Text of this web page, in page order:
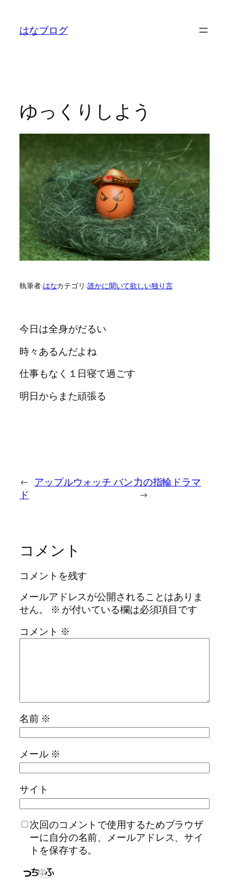
はなブログ
ゆっくりしよう
執筆者:はなカテゴリ:誰かに聞いて欲しい独り言
今日は全身がだるい
時々あるんだよね
仕事もなく１日寝て過ごす
明日からまた頑張る
← アップルウォッチ バン
ド
力の指輪ドラマ
→
コメント
コメントを残す
メールアドレスが公開されることはありま
せん。
※ が付いている欄は必須項目です
コメント ※
名前 ※
メール ※
サイト
次回のコメントで使用するためブラウザ
ーに自分の名前、メールアドレス、サイ
トを保存する。